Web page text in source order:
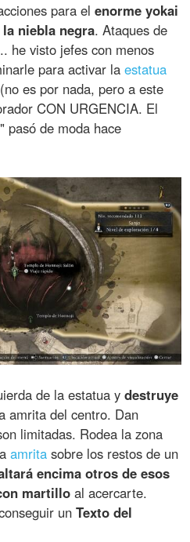
para elenorme yokai
niebla negra. Ataques de
he visto jefes con menos
para activar laestatua
(no es por nada, pero a este
CON URGENCIA. El
pasó de moda hace
de la estatua ydestruye
amrita del centro. Dan
limitadas. Rodea la zona
amrita sobre los restos de un
encima otros de esos
martillo al acercarte.
unTexto del